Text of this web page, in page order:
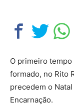
O primeiro
formado, no Rito
precedem o
Encarnação.